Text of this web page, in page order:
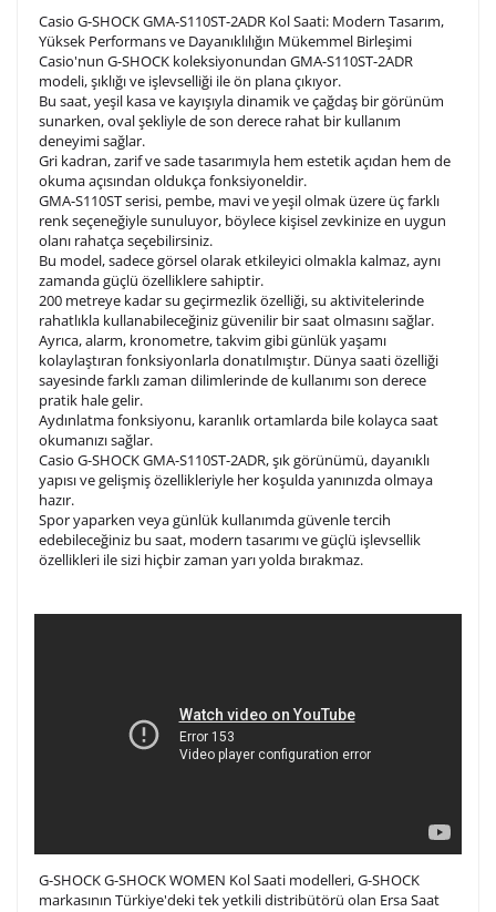
1. Satır
2. Satır
10 / 10
3. Satır
10/ 10
Lütfen font seçiniz
Ön İzleme Kişiselleştir Vazgeç
Kişiselleştirilmiş ürünlerin teslim süresi gravür işleme
sebebi ile 1-2 iş günü uzamaktadır. Gravür İşlemi
tamamlandıktan sonra siparişiniz kargoya verilecektir.
Kişiselleştirilmiş
ürünlerde
iade ve değişim
yapılamaz.
Casio G-SHOCK GMA-S110ST-2ADR Kol Saati: Modern Tasarım,
Yüksek Performans ve Dayanıklılığın Mükemmel Birleşimi
Casio'nun G-SHOCK koleksiyonundan GMA-S110ST-2ADR
modeli, şıklığı ve işlevselliği ile ön plana çıkıyor.
Bu saat, yeşil kasa ve kayışıyla dinamik ve çağdaş bir görünüm
sunarken, oval şekliyle de son derece rahat bir kullanım
deneyimi sağlar.
Gri kadran, zarif ve sade tasarımıyla hem estetik açıdan hem de
okuma açısından oldukça fonksiyoneldir.
GMA-S110ST serisi, pembe, mavi ve yeşil olmak üzere üç farklı
renk seçeneğiyle sunuluyor, böylece kişisel zevkinize en uygun
olanı rahatça seçebilirsiniz.
Bu model, sadece görsel olarak etkileyici olmakla kalmaz, aynı
zamanda güçlü özelliklere sahiptir.
200 metreye kadar su geçirmezlik özelliği, su aktivitelerinde
rahatlıkla kullanabileceğiniz güvenilir bir saat olmasını sağlar.
Ayrıca, alarm, kronometre, takvim gibi günlük yaşamı
kolaylaştıran fonksiyonlarla donatılmıştır. Dünya saati özelliği
sayesinde farklı zaman dilimlerinde de kullanımı son derece
pratik hale gelir.
Aydınlatma fonksiyonu, karanlık ortamlarda bile kolayca saat
okumanızı sağlar.
Casio G-SHOCK GMA-S110ST-2ADR, şık görünümü, dayanıklı
yapısı ve gelişmiş özellikleriyle her koşulda yanınızda olmaya
hazır.
Spor yaparken veya günlük kullanımda güvenle tercih
edebileceğiniz bu saat, modern tasarımı ve güçlü işlevsellik
özellikleri ile sizi hiçbir zaman yarı yolda bırakmaz.
G-SHOCK G-SHOCK WOMEN Kol Saati modelleri, G-SHOCK
markasının Türkiye'deki tek yetkili distribütörü olan Ersa Saat